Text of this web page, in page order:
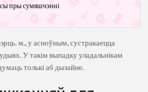
пры сумяшчэнні
м., у асноўным, сустракаецца
У такім выпадку уладальнікам
толькі аб дызайне.